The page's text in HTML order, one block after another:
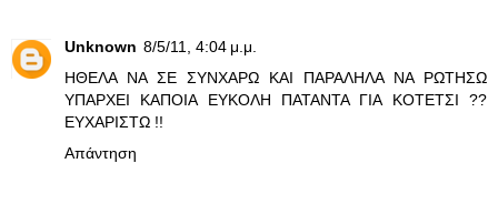
Unknown 8/5/11, 4:04 μ.μ.
ΗΘΕΛΑ ΝΑ ΣΕ ΣΥΝΧΑΡΩ ΚΑΙ ΠΑΡΑΛΗΛΑ ΝΑ ΡΩΤΗΣΩ
ΥΠΑΡΧΕΙ ΚΑΠΟΙΑ ΕΥΚΟΛΗ ΠΑΤΑΝΤΑ ΓΙΑ ΚΟΤΕΤΣΙ ??
ΕΥΧΑΡΙΣΤΩ !!
Απάντηση